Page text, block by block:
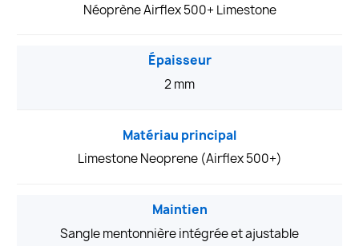
Néoprène Airflex 500+ Limestone
Épaisseur
2 mm
Matériau principal
Limestone Neoprene (Airflex 500+)
Maintien
Sangle mentonnière intégrée et ajustable